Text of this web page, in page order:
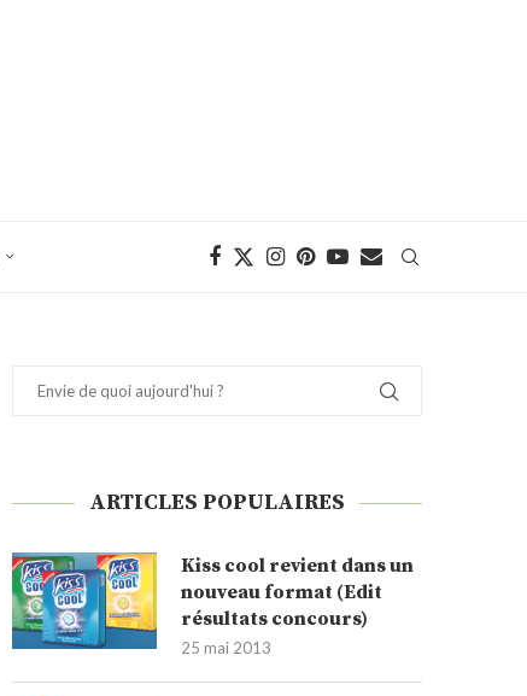
ARTICLES POPULAIRES
Kiss cool revient dans un
nouveau format (Edit
résultats concours)
25 mai 2013